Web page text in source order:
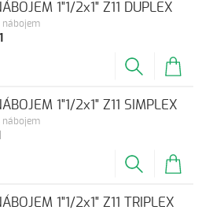
nábojem
1"1/2x1" Z11 DUPLEX
nábojem
1"1/2x1" Z11 SIMPLEX
1"1/2x1" Z11 TRIPLEX